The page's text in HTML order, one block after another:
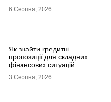
6 Серпня, 2026
Як знайти кредитні
пропозиції для складних
фінансових ситуацій
3 Серпня, 2026